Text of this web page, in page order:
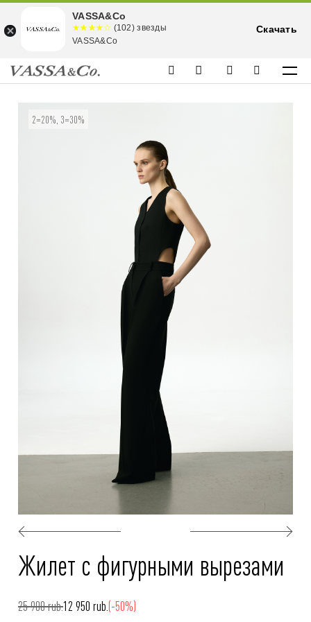
2=20%, 3=30%
Жилет с фигурными вырезами
25 900 rub.12 950 rub.(-50%)
VASSA&Co
☆☆☆☆☆
★★★★
★
(102) звезды
VASSA&Co
Скачать